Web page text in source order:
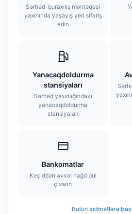
Sərhəd-buraxılış məntəqəsi
yaxınında yaşayış yeri sifariş
edin
Yanacaqdoldurma
stansiyaları
Sərhəd yaxınlığındakı
yanacaqdoldurma
stansiyaları
Bankomatlar
Keçiddən əvvəl nağd pul
çıxarın
Bütün xidmətlərə